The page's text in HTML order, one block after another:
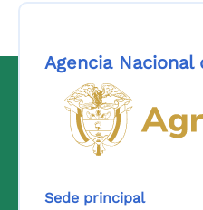
Agencia Nacional
Sede principal